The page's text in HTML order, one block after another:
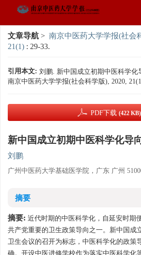
文章导航 > 南京中医药大学学报(社会
21(1) : 29-33.
引用本文: 刘鹏. 新中国成立初期中医科学化
南京中医药大学学报(社会科学版), 2020,
PDF下载 (422 KB)
新中国成立初期中医科学化导
刘鹏
广州中医药大学基础医学院，广东 广州
摘要
摘要: 近代时期的中医科学化，自延安时期
共产党重要的卫生政策导向之一。新中国成
卫生会议的召开为标志，中医科学化的政策
确。开设中医进修学校作为落实中医科学化